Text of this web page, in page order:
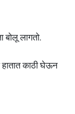
बोलू लागतो.
काठी घेऊन